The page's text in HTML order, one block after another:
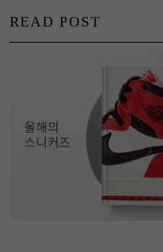
READ POST